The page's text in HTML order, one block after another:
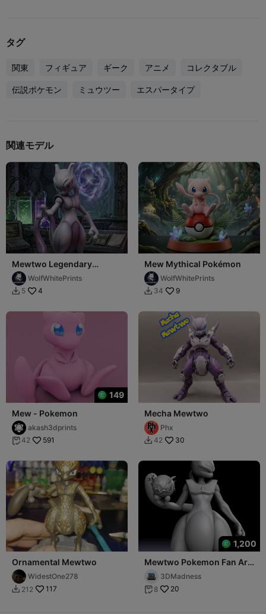
タグ
関東 フィギュア ギーク アニメ コレクタブル
伝説ポケモン ミュウツー エスパータイプ
関連モデル
Mewtwo Legendary
Pokémon
WolfWhitePrints
 5 4
Mew Mythical Pokémon
WolfWhitePrints
 34 9
149
Mew - Pokemon
akash3dprints
 42 591
Mecha Mewtwo
Phx
 42 30
Ornamental Mewtwo
WidestOne278
 212 117
1,200
Mewtwo Pokemon Fan Art
Sculpture
3DMadness
 8 20